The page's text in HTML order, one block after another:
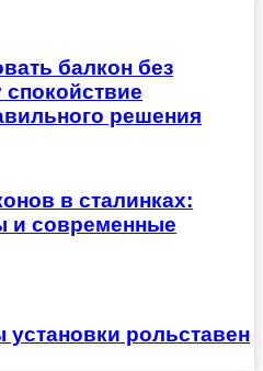
балкон без
решения
в сталинках:
и современные
рольставен